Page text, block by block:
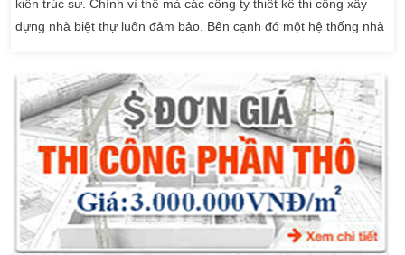
kiến trúc sư. Chính vì thế mà các công ty thiết kế thi công xây
dựng nhà biệt thự luôn đảm bảo. Bên cạnh đó một hệ thống nhà
xây dựng thi công phần thô và xây dựng nhà hoàn thiện. Khi
bước đến ngôi […]